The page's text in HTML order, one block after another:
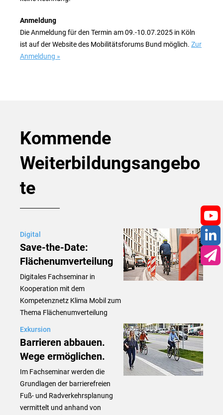
Anmeldung
Die Anmeldung für den Termin am 09.-10.07.2025 in Köln
ist auf der Website des Mobilitätsforums Bund möglich. Zur
Anmeldung »
Kommende
Weiterbildungsangebo
te
Digital
Save-the-Date:
Flächenumverteilung
Digitales Fachseminar in
Kooperation mit dem
Kompetenznetz Klima Mobil zum
Thema Flächenumverteilung
Exkursion
Barrieren abbauen.
Wege ermöglichen.
Im Fachseminar werden die
Grundlagen der barrierefreien
Fuß- und Radverkehrsplanung
vermittelt und anhand von